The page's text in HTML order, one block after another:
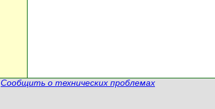
Сообщить о технических проблемах